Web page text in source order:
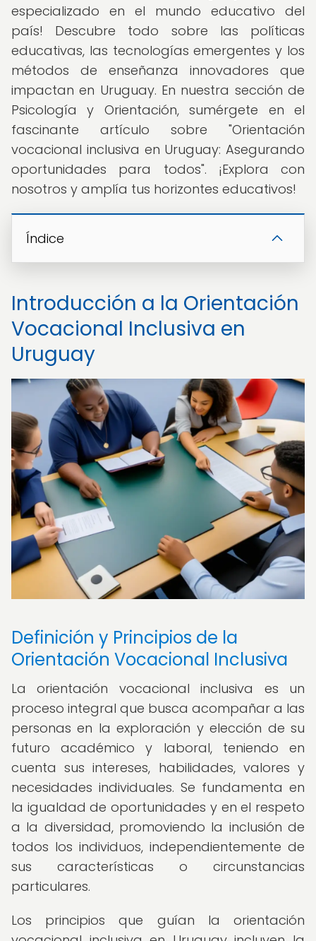
especializado en el mundo educativo del
país! Descubre todo sobre las políticas
educativas, las tecnologías emergentes y los
métodos de enseñanza innovadores que
impactan en Uruguay. En nuestra sección de
Psicología y Orientación, sumérgete en el
fascinante artículo sobre "Orientación
vocacional inclusiva en Uruguay: Asegurando
oportunidades para todos". ¡Explora con
nosotros y amplía tus horizontes educativos!
Índice
Introducción a la Orientación
Vocacional Inclusiva en
Uruguay
Definición y Principios de la
Orientación Vocacional Inclusiva
La orientación vocacional inclusiva es un
proceso integral que busca acompañar a las
personas en la exploración y elección de su
futuro académico y laboral, teniendo en
cuenta sus intereses, habilidades, valores y
necesidades individuales. Se fundamenta en
la igualdad de oportunidades y en el respeto
a la diversidad, promoviendo la inclusión de
todos los individuos, independientemente de
sus características o circunstancias
particulares.
Los principios que guían la orientación